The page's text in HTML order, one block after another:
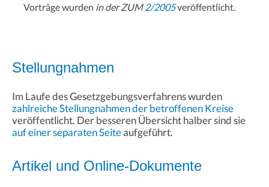
Vorträge wurden in der ZUM 2/2005veröffentlicht.
Stellungnahmen
Im Laufe des Gesetzgebungsverfahrens wurden
zahlreiche Stellungnahmen der betroffenen Kreise
veröffentlicht. Der besseren Übersicht halber sind sie
auf einer separaten Seiteaufgeführt.
Artikel und Online-Dokumente